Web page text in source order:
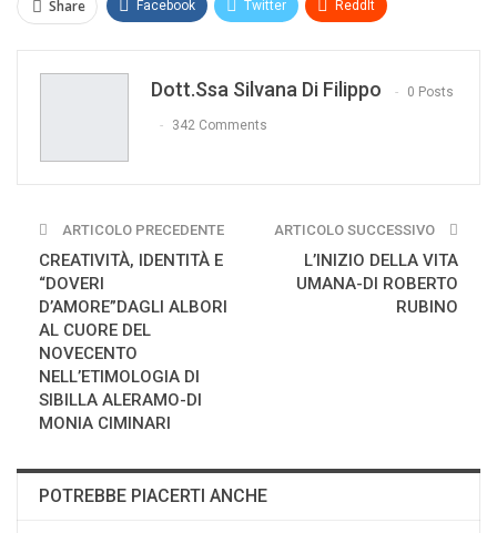
Share Facebook Twitter ReddIt
Dott.ssa Silvana Di Filippo 0 Posts
342 Comments
ARTICOLO PRECEDENTE
CREATIVITÀ, IDENTITÀ E
“DOVERI
D’AMORE”DAGLI ALBORI
AL CUORE DEL
NOVECENTO
NELL’ETIMOLOGIA DI
SIBILLA ALERAMO-DI
MONIA CIMINARI
ARTICOLO SUCCESSIVO
L’INIZIO DELLA VITA
UMANA-DI ROBERTO
RUBINO
POTREBBE PIACERTI ANCHE